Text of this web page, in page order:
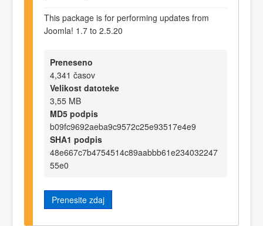
This package is for performing updates from
Joomla! 1.7 to 2.5.20
Preneseno
4,341 časov
Velikost datoteke
3,55 MB
MD5 podpis
b09fc9692aeba9c9572c25e93517e4e9
SHA1 podpis
48e667c7b4754514c89aabbb61e234032247
55e0
Prenesite zdaj